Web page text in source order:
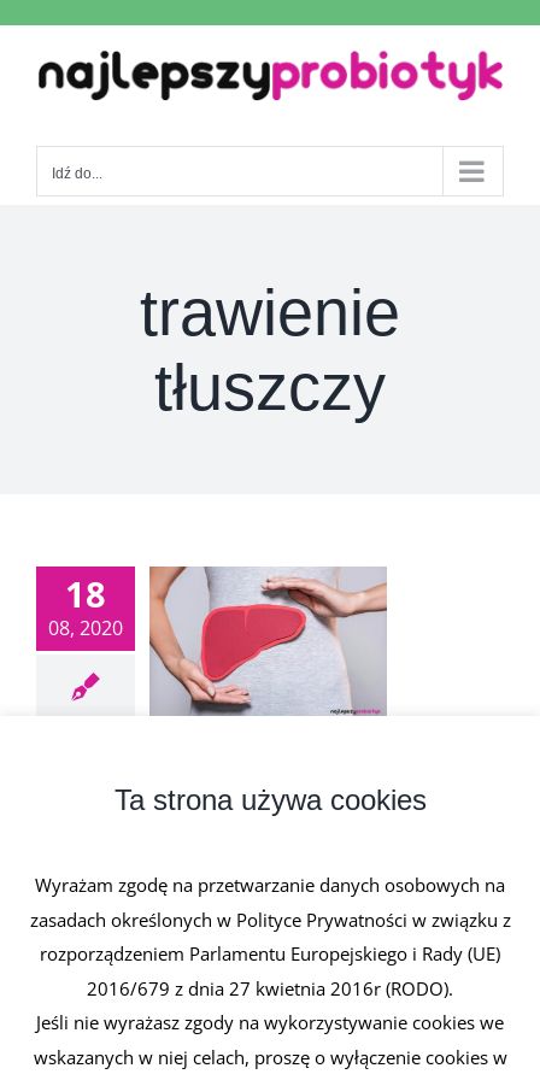
content
Idź do...
trawienie
tłuszczy
18
08, 2020
18 sierpnia, 2020 | 0 komentarzy
żółtobrunatnej barwie. Stanowi [...]
Ta strona używa cookies
Wyrażam zgodę na przetwarzanie danych osobowych na
zasadach określonych w Polityce Prywatności w związku z
rozporządzeniem Parlamentu Europejskiego i Rady (UE)
2016/679 z dnia 27 kwietnia 2016r (RODO).
Jeśli nie wyrażasz zgody na wykorzystywanie cookies we
wskazanych w niej celach, proszę o wyłączenie cookies w